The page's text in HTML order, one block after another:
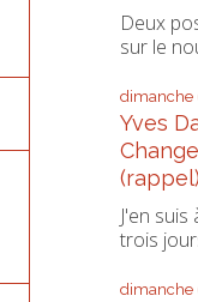
Deux
sur le
dimanche
Yves
(rappel)
J'en
trois
dimanche